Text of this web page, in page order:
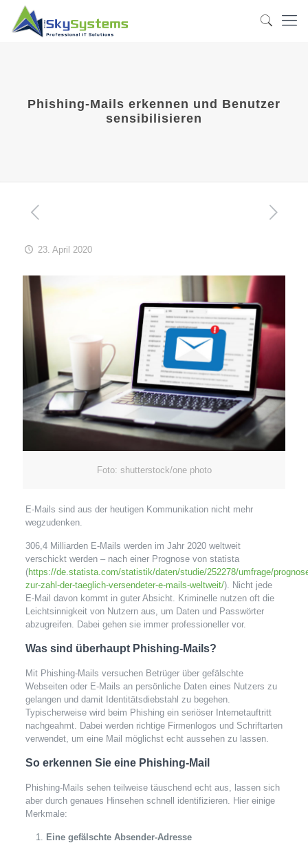
Phishing-Mails erkennen und Benutzer
sensibilisieren
23. April 2020
Foto: shutterstock/one photo
E-Mails sind aus der heutigen Kommunikation nicht mehr
wegzudenken.
306,4 Milliarden E-Mails werden im Jahr 2020 weltweit
verschickt werden – nach einer Prognose von statista
(https://de.statista.com/statistik/daten/studie/252278/umfrage/
zur-zahl-der-taeglich-versendeter-e-mails-weltweit/). Nicht jede
E-Mail davon kommt in guter Absicht. Kriminelle nutzen oft die
Leichtsinnigkeit von Nutzern aus, um Daten und Passwörter
abzugreifen. Dabei gehen sie immer professioneller vor.
Was sind überhaupt Phishing-Mails?
Mit Phishing-Mails versuchen Betrüger über gefälschte
Webseiten oder E-Mails an persönliche Daten eines Nutzers zu
gelangen und damit Identitätsdiebstahl zu begehen.
Typischerweise wird beim Phishing ein seriöser Internetauftritt
nachgeahmt. Dabei werden richtige Firmenlogos und Schriftarten
verwendet, um eine Mail möglichst echt aussehen zu lassen.
So erkennen Sie eine Phishing-Mail
Phishing-Mails sehen teilweise täuschend echt aus, lassen sich
aber durch genaues Hinsehen schnell identifizieren. Hier einige
Merkmale:
Eine gefälschte Absender-Adresse